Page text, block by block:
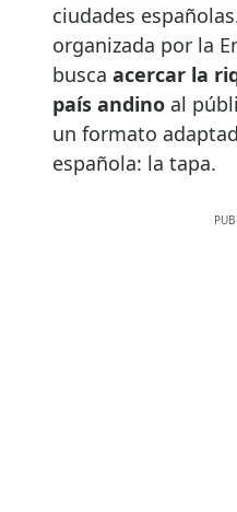
ciudades
organizada por la
busca acercar la
país andino al
un formato
española: la tapa.